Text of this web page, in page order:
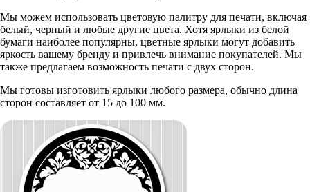
Мы можем использовать цветовую палитру для печати, включая
белый, черный и любые другие цвета. Хотя ярлыки из белой
бумаги наиболее популярны, цветные ярлыки могут добавить
яркость вашему бренду и привлечь внимание покупателей. Мы
также предлагаем возможность печати с двух сторон.
Мы готовы изготовить ярлыки любого размера, обычно длина
сторон составляет от 15 до 100 мм.